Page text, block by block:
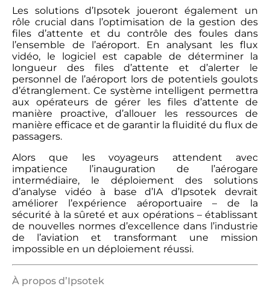
Les solutions d’Ipsotek joueront également un
rôle crucial dans l’optimisation de la gestion des
files d’attente et du contrôle des foules dans
l’ensemble de l’aéroport. En analysant les flux
vidéo, le logiciel est capable de déterminer la
longueur des files d’attente et d’alerter le
personnel de l’aéroport lors de potentiels goulots
d’étranglement. Ce système intelligent permettra
aux opérateurs de gérer les files d’attente de
manière proactive, d’allouer les ressources de
manière efficace et de garantir la fluidité du flux de
passagers.
Alors que les voyageurs attendent avec
impatience l’inauguration de l’aérogare
intermédiaire, le déploiement des solutions
d’analyse vidéo à base d’IA d’Ipsotek devrait
améliorer l’expérience aéroportuaire – de la
sécurité à la sûreté et aux opérations – établissant
de nouvelles normes d’excellence dans l’industrie
de l’aviation et transformant une mission
impossible en un déploiement réussi.
À propos d’Ipsotek